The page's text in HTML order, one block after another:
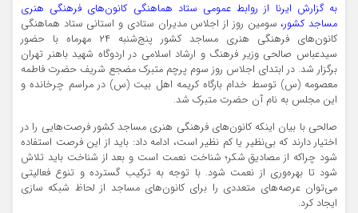
به گزارش ایرنا از روابط عمومی ستاد هماهنگی کانون‌های فرهنگی هنری
مساجد کشور، سومین روز از اجلاس مدیران ستادی و استانی ستاد هماهنگی
کانون‌های فرهنگی هنری مساجد کشور پنج‌شنبه ۲۴ مهرماه با حضور
سیدعباس صالحی وزیر فرهنگ و ارشاد اسلامی در اردوگاه شهید باهنر تهران
برگزار شد. در ابتدای اجلاس روز سوم پرچم متبرک مضجع شریف حضرت فاطمه
معصومه (س) توسط خدام بارگاه کریمه اهل بیت (س) در مراسم چرخانده و
این مجلس به نام آن حضرت متبرک شد.
صالحی با بیان اینکه کانون‌های فرهنگی هنری مساجد کشور فرصت‌هایی را در
اختیار دارند که بی‌نظیر یا کم نظیر است، ادامه داد: باید از این فرصت استفاده
شود چراکه از مصادیق شکر؛ شناخت نعمت است و بعد از شناخت باید تلاش
شود تا بهره‌وری از نعمت شود. با توجه به ترکیب گسترده و تنوع فعالیتی
می‌توان عرصه‌های متعددی را برای کانون‌های مساجد از لحاظ شبکه سازی
ایجاد کرد.